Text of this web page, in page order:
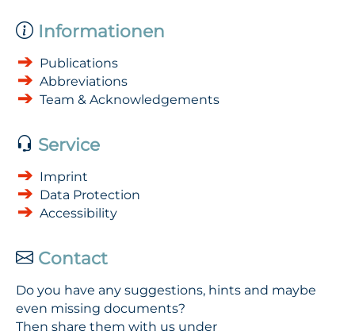
Informationen
Publications
Abbreviations
Team & Acknowledgements
Service
Imprint
Data Protection
Accessibility
Contact
Do you have any suggestions, hints and maybe
even missing documents?
Then share them with us under